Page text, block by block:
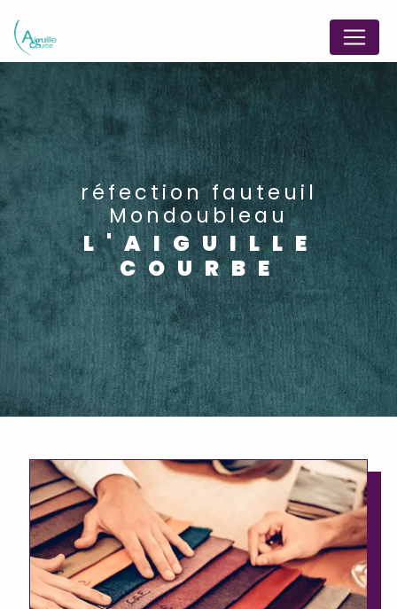
réfection fauteuil
Mondoubleau
L'AIGUILLE
COURBE